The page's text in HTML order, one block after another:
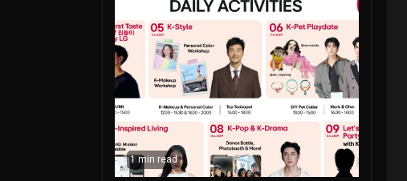
1 min read